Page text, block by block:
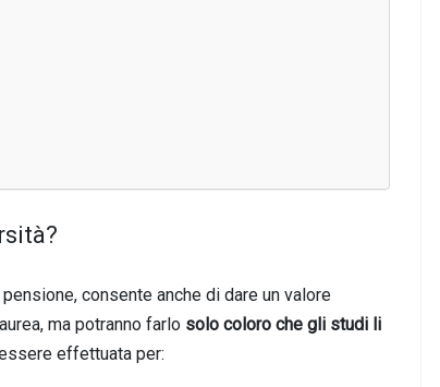
consente anche di dare un valore
ma potranno farlo solo coloro che gli studi li
effettuata per: